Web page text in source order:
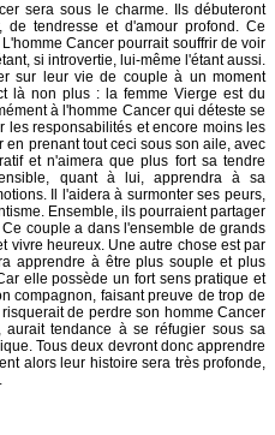
sera sous le charme. Ils débuteront
tendresse et d'amour profond. Ce
Cancer pourrait souffrir de voir
si introvertie, lui-même l'étant aussi.
sur leur vie de couple à un moment
là non plus : la femme Vierge est du
à l'homme Cancer qui déteste se
les responsabilités et encore moins les
prenant tout ceci sous son aile, avec
et n'aimera que plus fort sa tendre
quant à lui, apprendra à sa
Il l'aidera à surmonter ses peurs,
Ensemble, ils pourraient partager
couple a dans l'ensemble de grands
vivre heureux. Une autre chose est par
apprendre à être plus souple et plus
elle possède un fort sens pratique et
compagnon, faisant preuve de trop de
de perdre son homme Cancer
tendance à se réfugier sous sa
Tous deux devront donc apprendre
alors leur histoire sera très profonde,